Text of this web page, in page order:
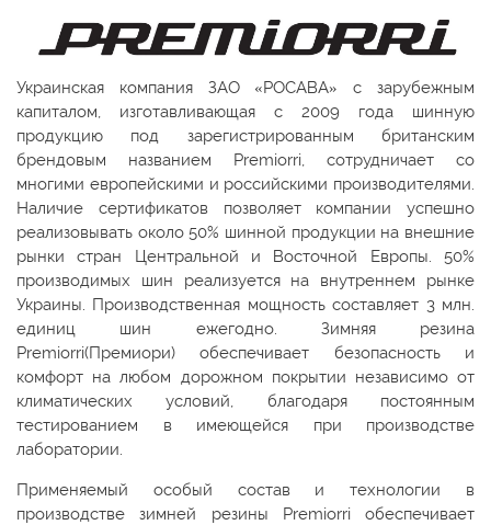
Украинская компания ЗАО «РОСАВА» с зарубежным
капиталом, изготавливающая с 2009 года шинную
продукцию под зарегистрированным британским
брендовым названием Premiorri, сотрудничает со
многими европейскими и российскими производителями.
Наличие сертификатов позволяет компании успешно
реализовывать около 50% шинной продукции на внешние
рынки стран Центральной и Восточной Европы. 50%
производимых шин реализуется на внутреннем рынке
Украины. Производственная мощность составляет 3 млн.
единиц шин ежегодно. Зимняя резина
Premiorri(Премиори) обеспечивает безопасность и
комфорт на любом дорожном покрытии независимо от
климатических условий, благодаря постоянным
тестированием в имеющейся при производстве
лаборатории.
Применяемый особый состав и технологии в
производстве зимней резины Premiorri обеспечивает